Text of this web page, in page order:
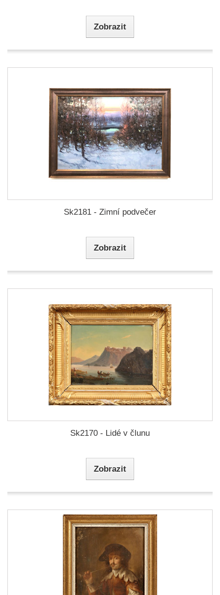
Zobrazit
Sk2181 - Zimní podvečer
Zobrazit
Sk2170 - Lidé v člunu
Zobrazit